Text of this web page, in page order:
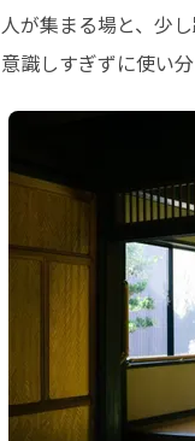
人が集まる場と、少
意識しすぎずに使い